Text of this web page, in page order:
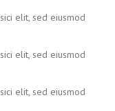
elit, sed eiusmod
elit, sed eiusmod
elit, sed eiusmod